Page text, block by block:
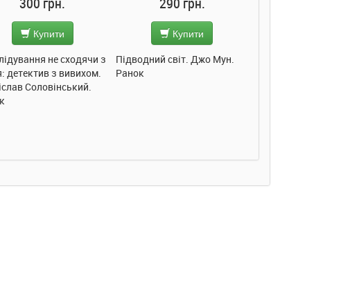
з
Підводний світ. Джо Мун.
Ранок
Моє любе кошеня. Олена